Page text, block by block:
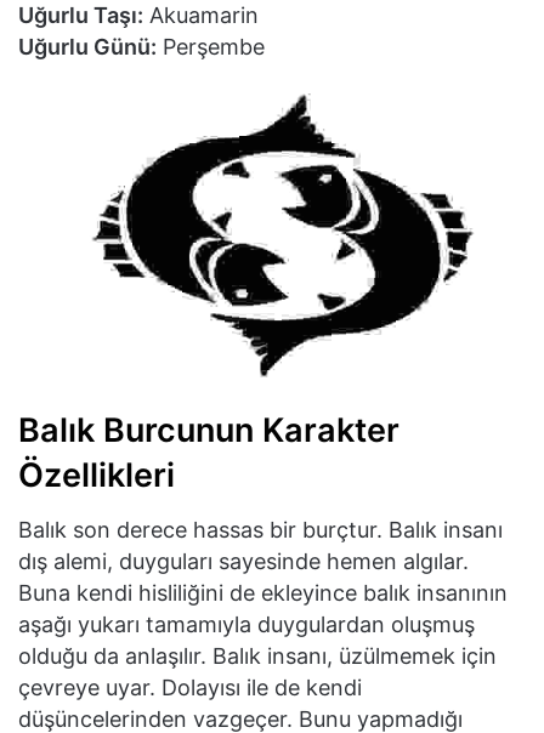
Uğurlu Taşı: Akuamarin
Uğurlu Günü: Perşembe
Balık Burcunun Karakter
Özellikleri
Balık son derece hassas bir burçtur. Balık insanı
dış alemi, duyguları sayesinde hemen algılar.
Buna kendi hisliliğini de ekleyince balık insanının
aşağı yukarı tamamıyla duygulardan oluşmuş
olduğu da anlaşılır. Balık insanı, üzülmemek için
çevreye uyar. Dolayısı ile de kendi
düşüncelerinden vazgeçer. Bunu yapmadığı